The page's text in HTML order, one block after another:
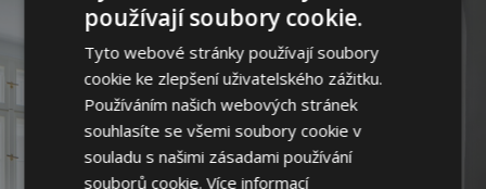
používají soubory cookie.
Tyto webové stránky používají soubory
cookie ke zlepšení uživatelského zážitku.
Používáním našich webových stránek
souhlasíte se všemi soubory cookie v
souladu s našimi zásadami používání
souborů cookie.Více informací